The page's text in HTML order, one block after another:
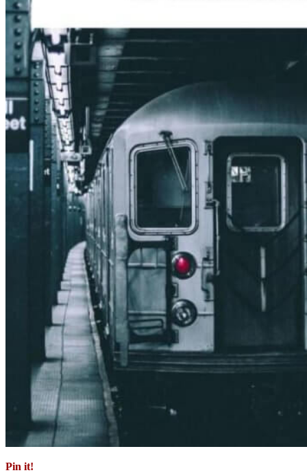
Pin it!